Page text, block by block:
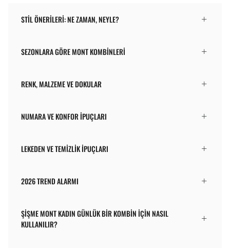
STIL ÖNERILERI: NE ZAMAN, NEYLE?
SEZONLARA GÖRE MONT KOMBINLERI
RENK, MALZEME VE DOKULAR
NUMARA VE KONFOR İPUÇLARI
LEKEDEN VE TEMIZLIK İPUÇLARI
2026 TREND ALARMI
ŞIŞME MONT KADIN GÜNLÜK BIR KOMBIN IÇIN NASIL
KULLANILIR?